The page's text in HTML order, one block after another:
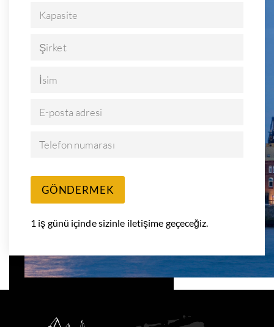
Kapasite
Şirket
İsim
E-posta adresi
Telefon numarası
GÖNDERMEK
1 iş günü içinde sizinle iletişime geçeceğiz.